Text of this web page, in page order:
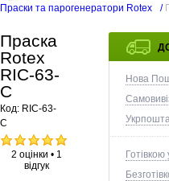
Праски та парогенератори Rotex
/
Нова
Готівкою
Праска
Rotex
RIC-63-
C
Код: RIC-63-
C
2 оцінки • 1
відгук